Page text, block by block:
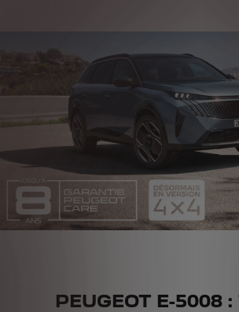
PEUGEOT E-5008 :